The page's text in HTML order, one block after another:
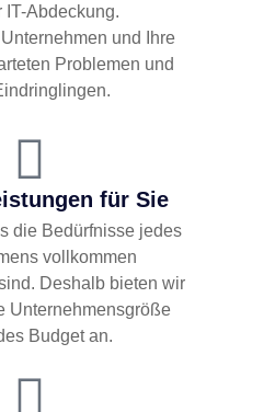
IT-Abdeckung.
und Ihre
Problemen und
für Sie
die Bedürfnisse jedes
vollkommen
Deshalb bieten wir
Unternehmensgröße
Budget an.